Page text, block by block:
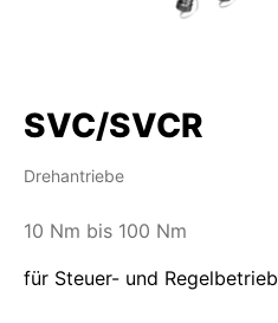
SVC/SVCR
Drehantriebe
10 Nm bis 100 Nm
für Steuer- und Regelbetrieb